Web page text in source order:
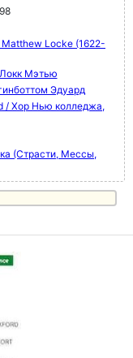
Locke (1622-
Мэтью
Эдуард
/ Хор Нью колледжа,
(Страсти, Мессы,